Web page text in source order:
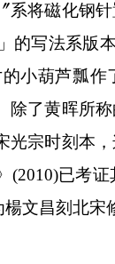
将磁化钢
的写法系版
小葫芦瓢
了黄晖所
宗时刻本
(2010)已考证
文昌刻北宋